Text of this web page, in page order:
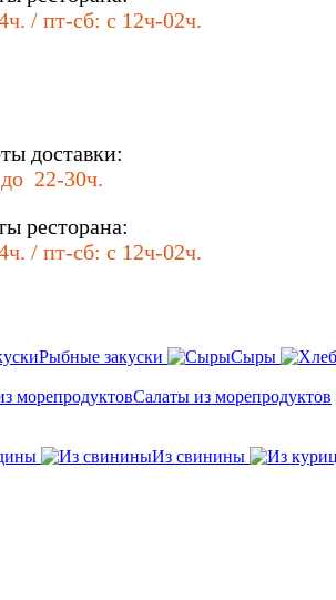
ч. / пт-сб: с 12ч-02ч.
доставки:
22-30ч.
ресторана:
ч. / пт-сб: с 12ч-02ч.
Рыбные закуски Сыры
Салаты из морепродуктов
Из свинины